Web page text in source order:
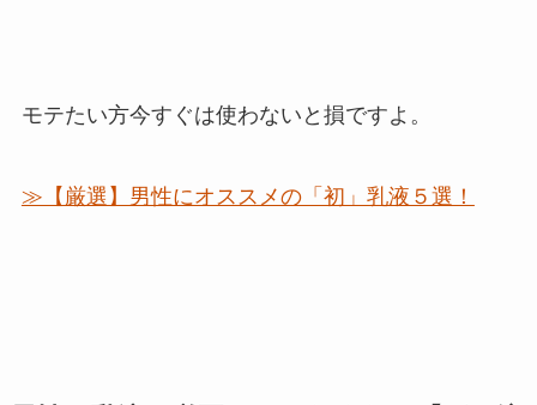
モテたい方今すぐは使わないと損ですよ。
≫【厳選】男性にオススメの「初」乳液５選！